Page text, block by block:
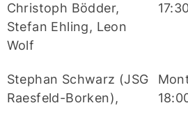
Christoph Bödder,
Stefan Ehling, Leon
Wolf
Stephan Schwarz (JSG
Raesfeld-Borken),